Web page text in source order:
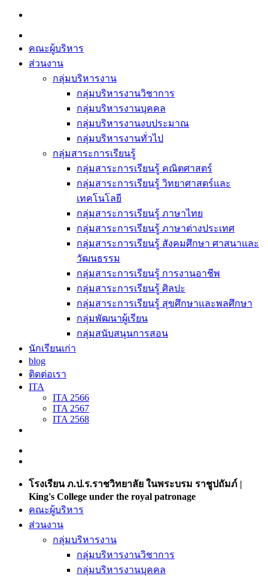
Skip
content
คณะผู้บริหาร
ส่วนงาน
กลุ่มบริหารงาน
กลุ่มบริหารงานวิชาการ
กลุ่มบริหารงานบุคคล
กลุ่มบริหารงานงบประมาณ
กลุ่มบริหารงานทั่วไป
กลุ่มสาระการเรียนรู้
กลุ่มสาระการเรียนรู้ คณิตศาสตร์
กลุ่มสาระการเรียนรู้ วิทยาศาสตร์และ
เทคโนโลยี
กลุ่มสาระการเรียนรู้ ภาษาไทย
กลุ่มสาระการเรียนรู้ ภาษาต่างประเทศ
กลุ่มสาระการเรียนรู้ สังคมศึกษา ศาสนาและ
วัฒนธรรม
กลุ่มสาระการเรียนรู้ การงานอาชีพ
กลุ่มสาระการเรียนรู้ ศิลปะ
กลุ่มสาระการเรียนรู้ สุขศึกษาและพลศึกษา
กลุ่มพัฒนาผู้เรียน
กลุ่มสนับสนุนการสอน
นักเรียนเก่า
blog
ติดต่อเรา
ITA
ITA 2566
ITA 2567
ITA 2568
โรงเรียน ภ.ป.ร.ราชวิทยาลัย ในพระบรม ราชูปถัมภ์ |
King's College under the royal patronage
คณะผู้บริหาร
ส่วนงาน
กลุ่มบริหารงาน
กลุ่มบริหารงานวิชาการ
กลุ่มบริหารงานบุคคล